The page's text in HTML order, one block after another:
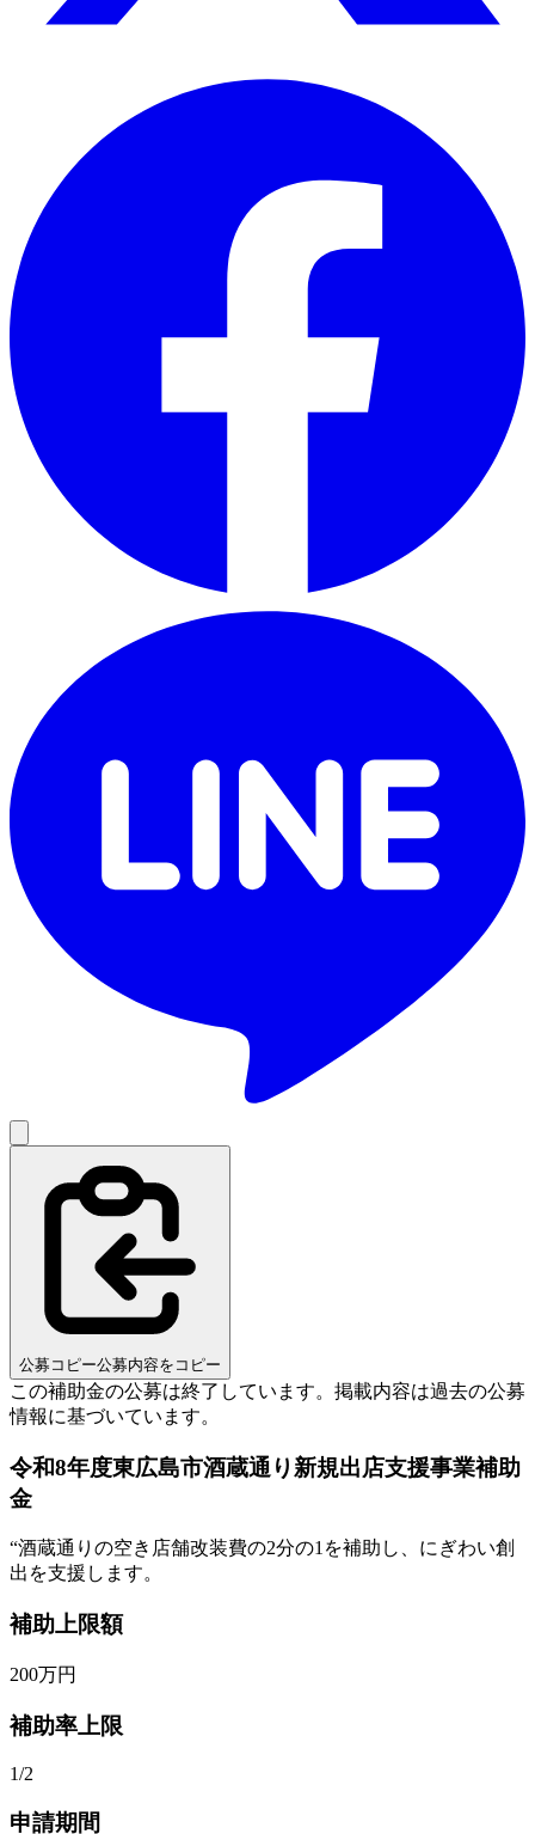
公募コピー公募内容をコピー
この補助金の公募は終了しています。 掲載内容は過去の公募
情報に基づいています。
令和8年度東広島市酒蔵通り新規出店支援事業補助
金
“酒蔵通りの空き店舗改装費の2分の1を補助し、にぎわい創
出を支援します。
補助上限額
200万円
補助率上限
1/2
申請期間